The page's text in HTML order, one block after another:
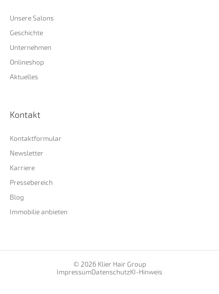
Unsere Salons
Geschichte
Unternehmen
Onlineshop
Aktuelles
Kontakt
Kontaktformular
Newsletter
Karriere
Pressebereich
Blog
Immobilie anbieten
© 2026 Klier Hair Group
ImpressumDatenschutzKI-Hinweis